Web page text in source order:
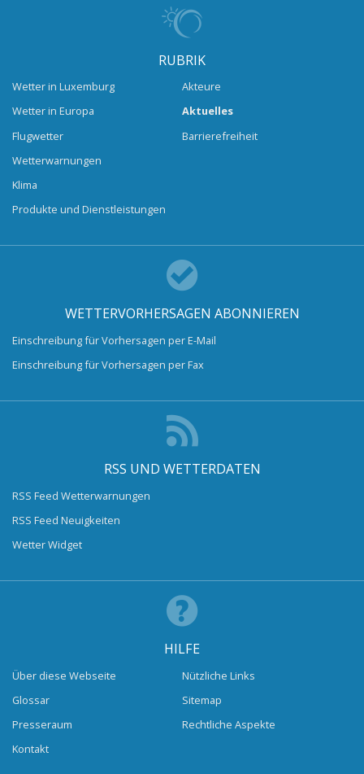
RUBRIK
Wetter in Luxemburg
Wetter in Europa
Flugwetter
Wetterwarnungen
Klima
Produkte und Dienstleistungen
Akteure
Aktuelles
Barrierefreiheit
WETTERVORHERSAGEN ABONNIEREN
Einschreibung für Vorhersagen per E-Mail
Einschreibung für Vorhersagen per Fax
RSS UND WETTERDATEN
RSS Feed Wetterwarnungen
RSS Feed Neuigkeiten
Wetter Widget
HILFE
Über diese Webseite
Glossar
Presseraum
Kontakt
Nützliche Links
Sitemap
Rechtliche Aspekte